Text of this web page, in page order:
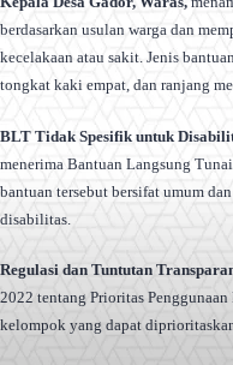
berdasarkan usulan warga dan
kecelakaan atau sakit. Jenis
tongkat kaki empat, dan ranjang
BLT Tidak Spesifik untuk
menerima Bantuan Langsung
bantuan tersebut bersifat umum
disabilitas.
Regulasi dan Tuntutan
2022 tentang Prioritas
kelompok yang dapat